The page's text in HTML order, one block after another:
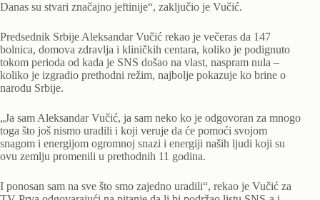
Danas su stvari značajno jeftinije“, zaključio je Vučić.
Predsednik Srbije Aleksandar Vučić rekao je večeras da 147
bolnica, domova zdravlja i kliničkih centara, koliko je podignuto
tokom perioda od kada je SNS došao na vlast, naspram nula –
koliko je izgradio prethodni režim, najbolje pokazuje ko brine o
narodu Srbije.
„Ja sam Aleksandar Vučić, ja sam neko ko je odgovoran za mnogo
toga što još nismo uradili i koji veruje da će pomoći svojom
snagom i energijom ogromnoj snazi i energiji naših ljudi koji su
ovu zemlju promenili u prethodnih 11 godina.
I ponosan sam na sve što smo zajedno uradili“, rekao je Vučić za